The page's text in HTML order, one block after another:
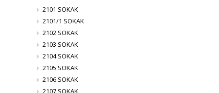
2101 SOKAK
2101/1 SOKAK
2102 SOKAK
2103 SOKAK
2104 SOKAK
2105 SOKAK
2106 SOKAK
2107 SOKAK